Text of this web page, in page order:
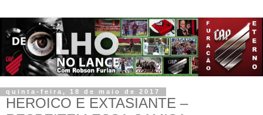
quinta-feira, 18 de maio de 2017
HEROICO E EXTASIANTE –